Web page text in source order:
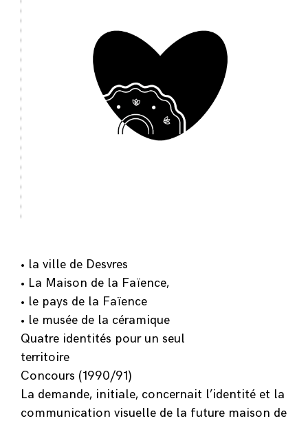
• la ville de Desvres
• La Maison de la Faïence,
• le pays de la Faïence
• le musée de la céramique
Quatre identités pour un seul
territoire
Concours (1990/91)
La demande, initiale, concernait l’identité et la
communication visuelle de la future maison de